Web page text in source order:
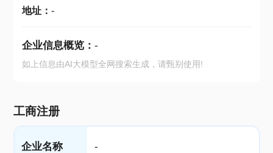
地址： -
企业信息概览： -
如上信息由AI大模型全网搜索生成，请甄别使用!
工商注册
企业名称 -